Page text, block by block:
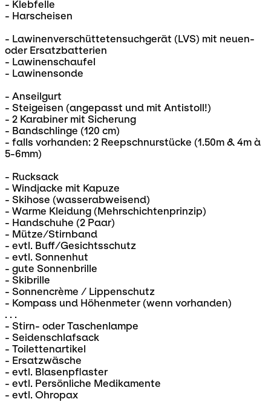
- Klebfelle
- Harscheisen
- Lawinenverschüttetensuchgerät (LVS) mit neuen-
oder Ersatzbatterien
- Lawinenschaufel
- Lawinensonde
- Anseilgurt
- Steigeisen (angepasst und mit Antistoll!)
- 2 Karabiner mit Sicherung
- Bandschlinge (120 cm)
- falls vorhanden: 2 Reepschnurstücke (1.50m & 4m à
5-6mm)
- Rucksack
- Windjacke mit Kapuze
- Skihose (wasserabweisend)
- Warme Kleidung (Mehrschichtenprinzip)
- Handschuhe (2 Paar)
- Mütze/Stirnband
- evtl. Buff/Gesichtsschutz
- evtl. Sonnenhut
- gute Sonnenbrille
- Skibrille
- Sonnencrème / Lippenschutz
- Kompass und Höhenmeter (wenn vorhanden)
. . .
- Stirn- oder Taschenlampe
- Seidenschlafsack
- Toilettenartikel
- Ersatzwäsche
- evtl. Blasenpflaster
- evtl. Persönliche Medikamente
- evtl. Ohropax